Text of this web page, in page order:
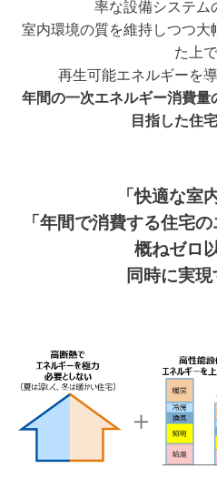
率な設備システム
室内環境の質を維持しつつ大
た上で
再生可能エネルギーを
年間の一次エネルギー消費量
目指した住宅
「快適な室
「年間で消費する住宅
概ねゼロ
同時に実